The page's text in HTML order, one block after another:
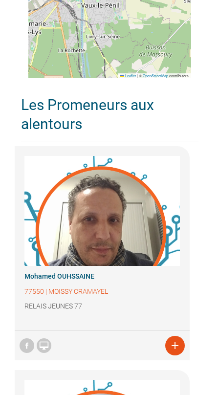
Leaflet |©OpenStreetMapcontributors
Les Promeneurs aux
alentours
Mohamed OUHSSAINE
77550 | MOISSY CRAMAYEL
RELAIS JEUNES 77
 